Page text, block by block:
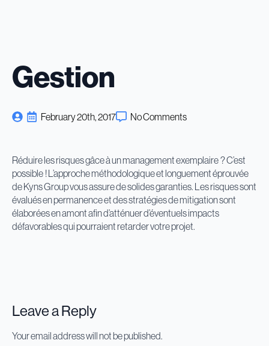
Gestion
February 20th, 2017 No Comments
Réduire les risques gâce à un management exemplaire ? C’est
possible ! L’approche méthodologique et longuement éprouvée
de Kyns Group vous assure de solides garanties. Les risques sont
évalués en permanence et des stratégies de mitigation sont
élaborées en amont afin d’atténuer d’éventuels impacts
défavorables qui pourraient retarder votre projet.
Leave a Reply
Your email address will not be published.